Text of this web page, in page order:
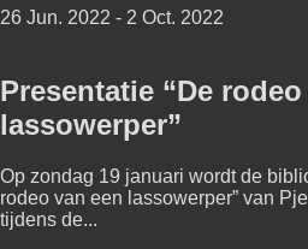
26 Jun. 2022 - 2 Oct. 2022
Presentatie “De
lassowerper”
Op zondag 19 januari wordt de
rodeo van een lassowerper” van
tijdens de...